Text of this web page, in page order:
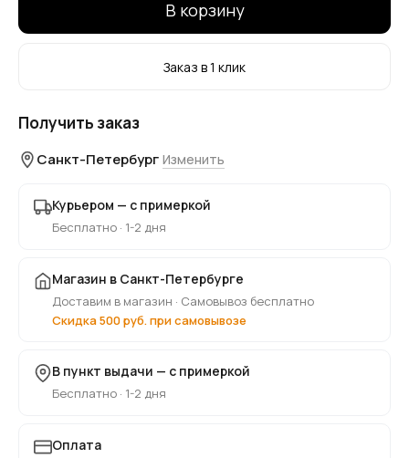
В корзину
Заказ в 1 клик
Получить заказ
Санкт-Петербург Изменить
Курьером — с примеркой
Бесплатно · 1-2 дня
Магазин в Санкт-Петербурге
Доставим в магазин · Самовывоз бесплатно
Скидка 500 руб. при самовывозе
В пункт выдачи — с примеркой
Бесплатно · 1-2 дня
Оплата